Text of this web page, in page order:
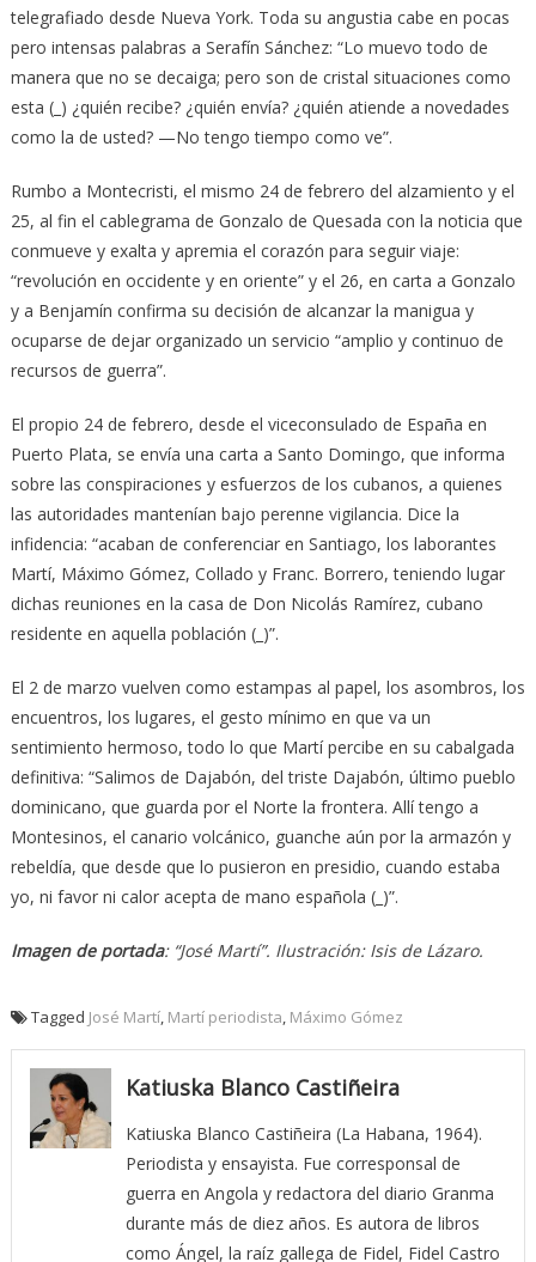
telegrafiado desde Nueva York. Toda su angustia cabe en pocas
pero intensas palabras a Serafín Sánchez: “Lo muevo todo de
manera que no se decaiga; pero son de cristal situaciones como
esta (_) ¿quién recibe? ¿quién envía? ¿quién atiende a novedades
como la de usted? —No tengo tiempo como ve”.
Rumbo a Montecristi, el mismo 24 de febrero del alzamiento y el
25, al fin el cablegrama de Gonzalo de Quesada con la noticia que
conmueve y exalta y apremia el corazón para seguir viaje:
“revolución en occidente y en oriente” y el 26, en carta a Gonzalo
y a Benjamín confirma su decisión de alcanzar la manigua y
ocuparse de dejar organizado un servicio “amplio y continuo de
recursos de guerra”.
El propio 24 de febrero, desde el viceconsulado de España en
Puerto Plata, se envía una carta a Santo Domingo, que informa
sobre las conspiraciones y esfuerzos de los cubanos, a quienes
las autoridades mantenían bajo perenne vigilancia. Dice la
infidencia: “acaban de conferenciar en Santiago, los laborantes
Martí, Máximo Gómez, Collado y Franc. Borrero, teniendo lugar
dichas reuniones en la casa de Don Nicolás Ramírez, cubano
residente en aquella población (_)”.
El 2 de marzo vuelven como estampas al papel, los asombros, los
encuentros, los lugares, el gesto mínimo en que va un
sentimiento hermoso, todo lo que Martí percibe en su cabalgada
definitiva: “Salimos de Dajabón, del triste Dajabón, último pueblo
dominicano, que guarda por el Norte la frontera. Allí tengo a
Montesinos, el canario volcánico, guanche aún por la armazón y
rebeldía, que desde que lo pusieron en presidio, cuando estaba
yo, ni favor ni calor acepta de mano española (_)”.
Imagen de portada: “José Martí”. Ilustración: Isis de Lázaro.
Tagged José Martí, Martí periodista Máximo Gómez
Katiuska Blanco Castiñeira
Katiuska Blanco Castiñeira (La Habana, 1964).
Periodista y ensayista. Fue corresponsal de
guerra en Angola y redactora del diario Granma
durante más de diez años. Es autora de libros
como Ángel, la raíz gallega de Fidel, Fidel Castro